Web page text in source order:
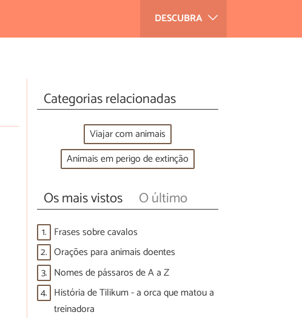
DESCUBRA
Categorias relacionadas
Viajar com animais
Animais em perigo de extinção
Os mais vistos O último
1. Frases sobre cavalos
2. Orações para animais doentes
3. Nomes de pássaros de A a Z
4. História de Tilikum - a orca que matou a
treinadora